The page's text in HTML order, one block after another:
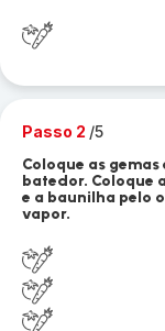
Passo 2 /5
Coloque as
batedor. Coloque
e a baunilha pelo
vapor.